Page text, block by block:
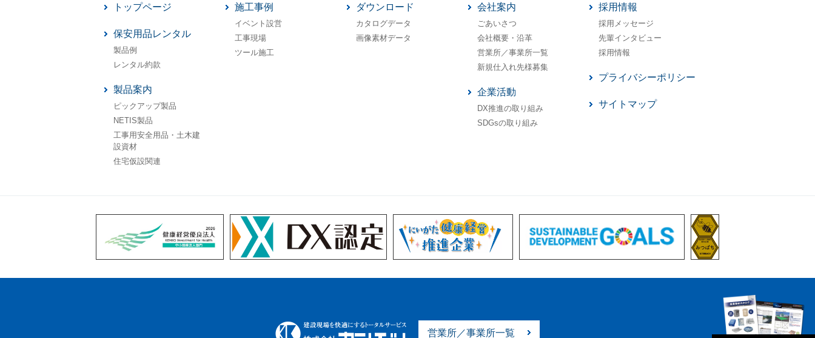
トップページ
保安用品レンタル
製品例
レンタル約款
製品案内
ピックアップ製品
NETIS製品
工事用安全用品・土木建
設資材
住宅仮設関連
施工事例
イベント設営
工事現場
ツール施工
ダウンロード
カタログデータ
画像素材データ
会社案内
ごあいさつ
会社概要・沿革
営業所／事業所一覧
新規仕入れ先様募集
企業活動
DX推進の取り組み
SDGsの取り組み
採用情報
採用メッセージ
先輩インタビュー
採用情報
プライバシーポリシー
サイトマップ
営業所／事業所一覧